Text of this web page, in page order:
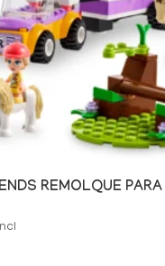
REMOLQUE